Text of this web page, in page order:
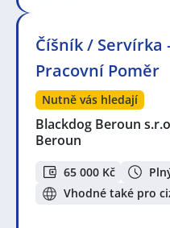
Číšník / Servírka
Pracovní Poměr
Nutně vás hledají
Blackdog Beroun
Beroun
65 000 Kč
Vhodné také pro